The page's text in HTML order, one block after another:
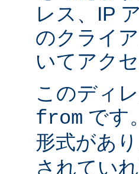
レス、IP
のクライ
いてアク
このディ
from です
形式があり
されてい